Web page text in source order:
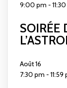
9:00 pm -
SOIRÉE
Août16
7:30 pm - 11:59